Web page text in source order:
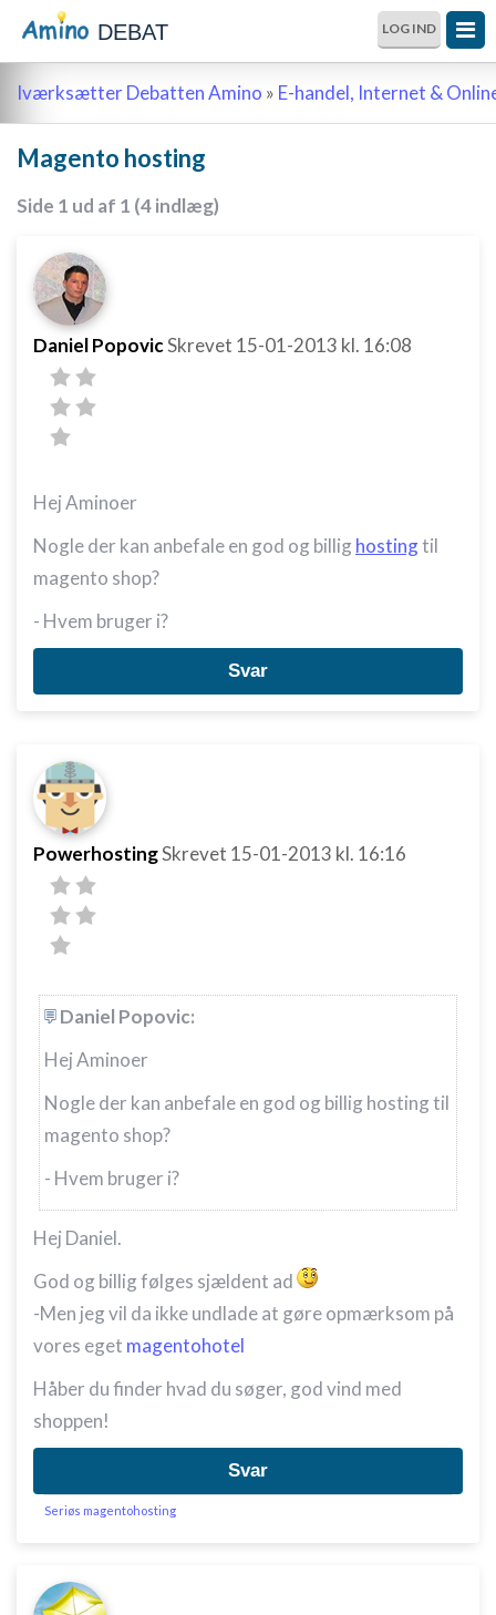
DEBAT LOG IND
Iværksætter Debatten Amino » E-handel, Internet &
Magento hosting
Side 1 ud af 1 (4 indlæg)
Daniel PopovicSkrevet 15-01-2013 kl. 16:08
Hej Aminoer
Nogle der kan anbefale en god og billig hostingtil
magento shop?
- Hvem bruger i?
Svar
PowerhostingSkrevet 15-01-2013 kl. 16:16
Daniel Popovic:
Hej Aminoer
Nogle der kan anbefale en god og billig hosting til
magento shop?
- Hvem bruger i?
Hej Daniel.
God og billig følges sjældent ad
-Men jeg vil da ikke undlade at gøre opmærksom på
vores eget magentohotel
Håber du finder hvad du søger, god vind med
shoppen!
Svar
Seriøs magentohosting